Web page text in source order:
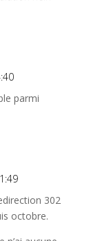
parmi
302
octobre.